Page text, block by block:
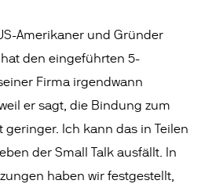
Amerikaner und Gründer
den eingeführten 5-
Firma irgendwann
er sagt, die Bindung zum
geringer. Ich kann das in Teilen
der Small Talk ausfällt. In
haben wir festgestellt,